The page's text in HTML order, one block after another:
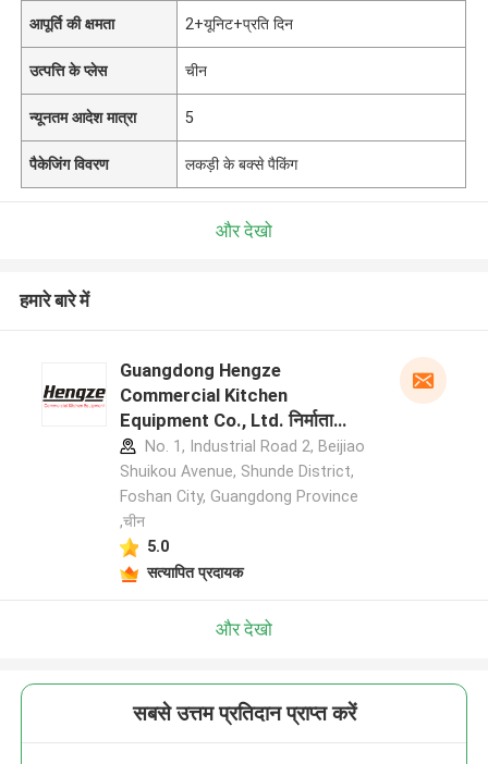
आपूर्ति की क्षमता 2+यूनिट+प्रति दिन
उत्पत्ति के प्लेस चीन
न्यूनतम आदेश मात्रा 5
पैकेजिंग विवरण लकड़ी के बक्से पैकिंग
और देखो
हमारे बारे में
Guangdong Hengze
Commercial Kitchen
Equipment Co., Ltd. निर्माता
प्रोफ़ाइलNo. 1, Industrial Road 2, Beijiao
Shuikou Avenue, Shunde District,
Foshan City, Guangdong Province
,चीन
5.0
सत्यापित प्रदायक
और देखो
सबसे उत्तम प्रतिदान प्राप्त करें